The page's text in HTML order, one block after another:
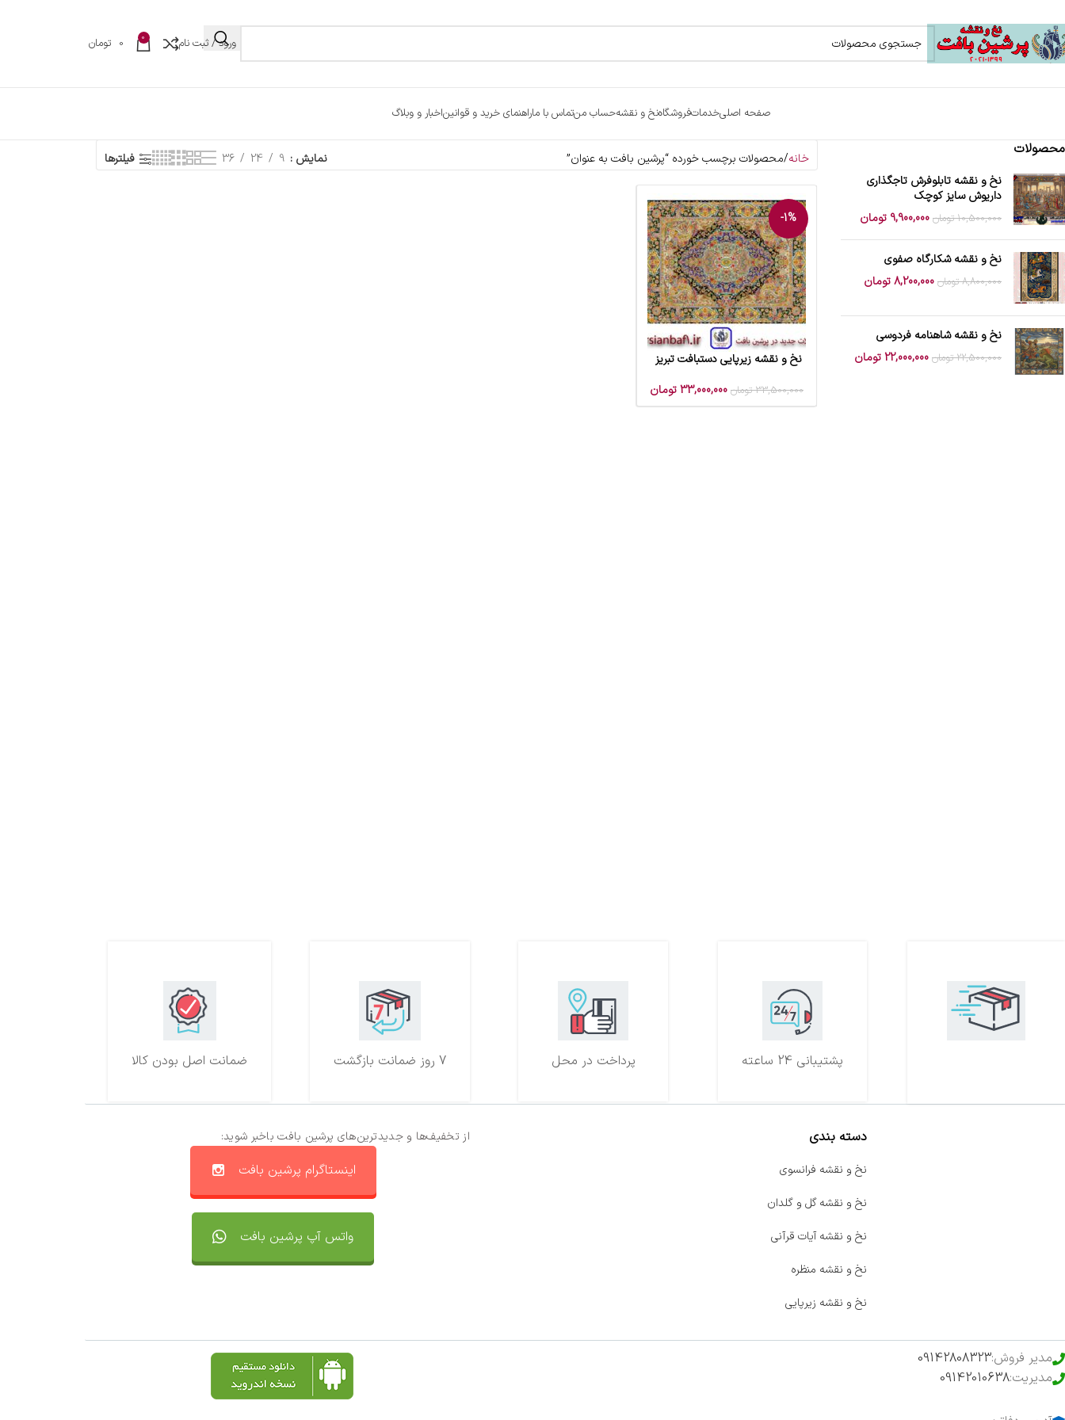
ورود / ثبت نام 0
0 تومان
صفحه اصلیخدماتفروشگاهنخ و نقشهحساب منتماس با ماراهنمای خرید و قوانیناخبار و وبلاگ
محصولات
نخ و نقشه تابلوفرش تاجگذاری
داریوش سایز کوچک
10,500,000 تومان 9,900,000 تومان
نخ و نقشه شکارگاه صفوی
8,800,000 تومان 8,200,000تومان
نخ و نقشه شاهنامه فردوسی
22,500,000 تومان 22,000,000تومان
خانه محصولات برچسب خورده “پرشین بافت به عنوان” نمایش 9
24
36 فیلترها
-1%
افزودن به سبد خرید
نخ و نقشه زیرپایی دستبافت تبریز
33,500,000 تومان 33,000,000تومان
ضمانت اصل بودن کالا 7 روز ضمانت بازگشت پرداخت در محل پشتیبانی 24 ساعته
از تخفیف‌ها و جدیدترین‌های پرشین بافت باخبر شوید:
اینستاگرام پرشین بافت
واتس آپ پرشین بافت
دسته بندی
نخ و نقشه فرانسوی
نخ و نقشه گل و گلدان
نخ و نقشه آیات قرآنی
نخ و نقشه منظره
نخ و نقشه زیرپایی
مدیر فروش:09142808323
مدیریت:09142010638